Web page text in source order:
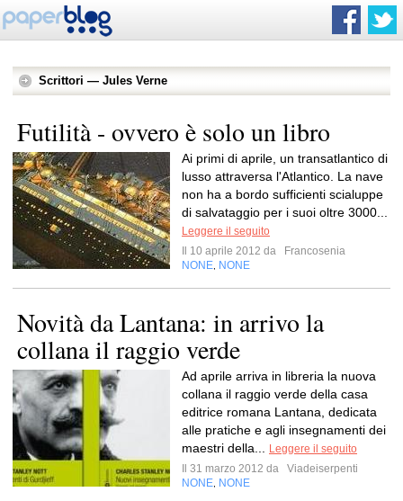
Scrittori — Jules Verne
Futilità - ovvero è solo un libro
Ai primi di aprile, un transatlantico di
lusso attraversa l'Atlantico. La nave
non ha a bordo sufficienti scialuppe
di salvataggio per i suoi oltre 3000...
Leggere il seguito
Il 10 aprile 2012 da
Francosenia
NONE NONE
Novità da Lantana: in arrivo la
collana il raggio verde
Ad aprile arriva in libreria la nuova
collana il raggio verde della casa
editrice romana Lantana, dedicata
alle pratiche e agli insegnamenti dei
maestri della...
Leggere il seguito
Il 31 marzo 2012 da
Viadeiserpenti
NONE NONE